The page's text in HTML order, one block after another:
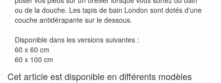
ou de la douche. Les tapis de bain London sont dotés d'une
couche antidérapante sur le dessous.
Disponible dans les versions suivantes :
60 x 60 cm
60 x 100 cm
Cet article est disponible en différents modèles